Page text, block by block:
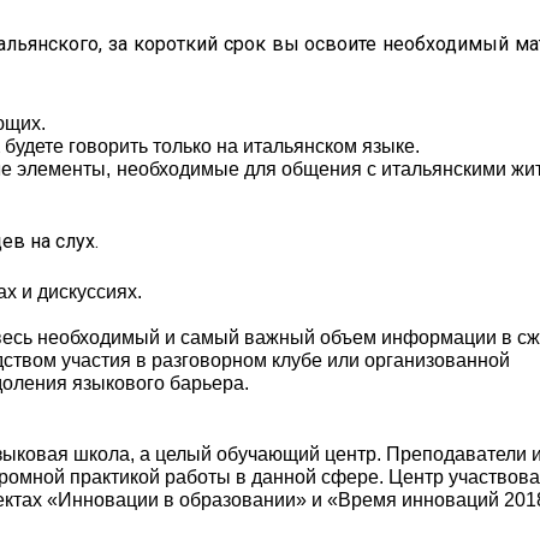
за короткий срок вы освоите необходимый
говорить только на итальянском языке.
элементы, необходимые для общения с итальянскими
на слух.
и дискуссиях.
необходимый и самый важный объем информации в
участия в разговорном клубе или организованной
языкового барьера.
школа, а целый обучающий центр. Преподаватели
практикой работы в данной сфере. Центр
«Инновации в образовании» и «Время инноваций